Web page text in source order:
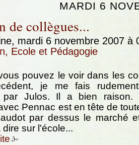
MARDI 6
de collègues...
mardi 6 novembre 2007 à
Ecole et Pédagogie
pouvez le voir dans les
je me fais
par Julos. Il a bien raison.
Pennac est en tête de
par dessus le marché
sur l'école...